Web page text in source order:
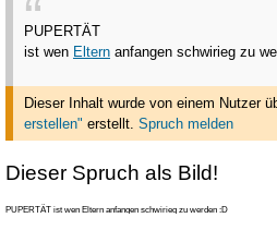
PUPERTÄT
ist wen Eltern anfangen schwirieg zu
Dieser Inhalt wurde von einem Nutzer
erstellen" erstellt. Spruch melden
Dieser Spruch als Bild!
PUPERTÄT ist wen Eltern anfangen schwirieg zu werden :D